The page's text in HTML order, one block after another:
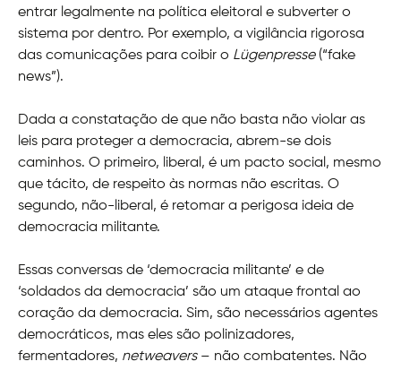
entrar legalmente na política eleitoral e subverter o
sistema por dentro. Por exemplo, a vigilância rigorosa
das comunicações para coibir o Lügenpresse(“fake
news”).
Dada a constatação de que não basta não violar as
leis para proteger a democracia, abrem-se dois
caminhos. O primeiro, liberal, é um pacto social, mesmo
que tácito, de respeito às normas não escritas. O
segundo, não-liberal, é retomar a perigosa ideia de
democracia militante.
Essas conversas de ‘democracia militante’ e de
‘soldados da democracia’ são um ataque frontal ao
coração da democracia. Sim, são necessários agentes
democráticos, mas eles são polinizadores,
fermentadores, netweavers– não combatentes. Não